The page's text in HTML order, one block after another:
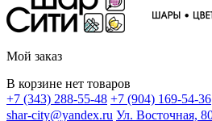
Мой заказ
В корзине нет товаров
+7 (343) 288-55-48 +7 (904) 169-54-36
shar-city@yandex.ru Ул. Восточная,